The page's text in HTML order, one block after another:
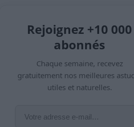
Rejoignez +10 000
abonnés
Chaque semaine, recevez
gratuitement nos meilleures
utiles et naturelles.